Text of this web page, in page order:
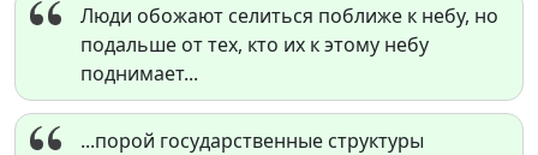
Люди обожают селиться поближе к небу, но
подальше от тех, кто их к этому небу
поднимает...
...порой государственные структуры